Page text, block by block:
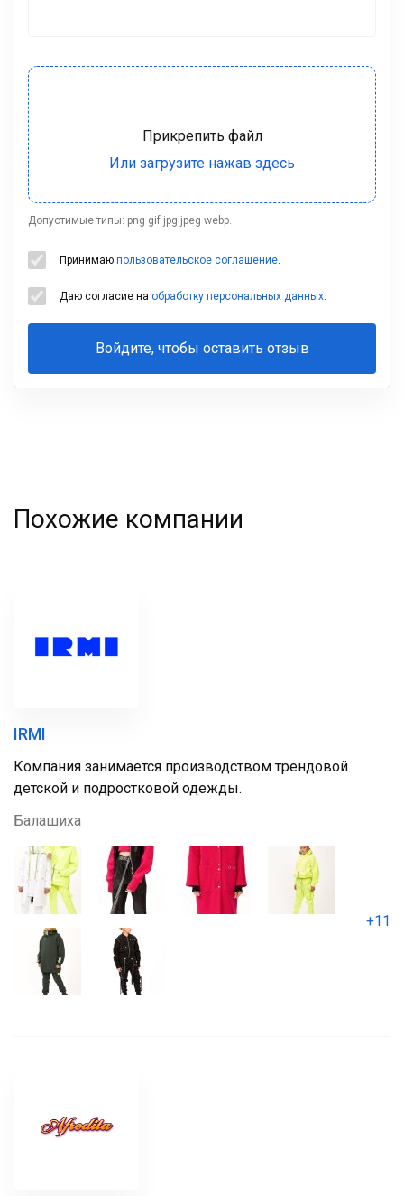
Допустимые типы: png gif jpg jpeg webp.
Принимаю пользовательское соглашение.
Даю согласие на обработку персональных данных.
Войдите, чтобы оставить отзыв
Ваша
Похожие компании
IRMI
Компания занимается производством трендовой
детской и подростковой одежды.
Балашиха
+11